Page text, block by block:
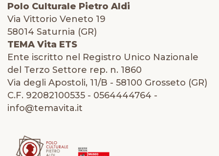
Polo Culturale Pietro Aldi
Via Vittorio Veneto 19
58014 Saturnia (GR)
TEMA Vita ETS
Ente iscritto nel Registro Unico Nazionale
del Terzo Settore rep. n. 1860
Via degli Apostoli, 11/B - 58100 Grosseto (GR)
C.F. 92082100535 - 0564444764 -
info@temavita.it